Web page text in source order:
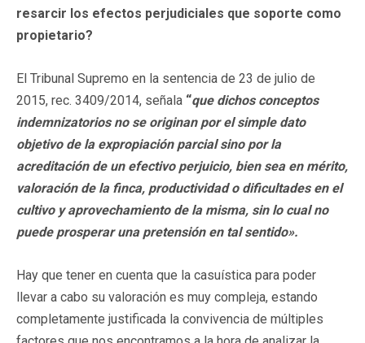
resarcir los efectos perjudiciales que soporte como
propietario?
El Tribunal Supremo en la sentencia de 23 de julio de
2015, rec. 3409/2014, señala “que dichos conceptos
indemnizatorios no se originan por el simple dato
objetivo de la expropiación parcial sino por la
acreditación de un efectivo perjuicio, bien sea en mérito,
valoración de la finca, productividad o dificultades en el
cultivo y aprovechamiento de la misma, sin lo cual no
puede prosperar una pretensión en tal sentido».
Hay que tener en cuenta que la casuística para poder
llevar a cabo su valoración es muy compleja, estando
completamente justificada la convivencia de múltiples